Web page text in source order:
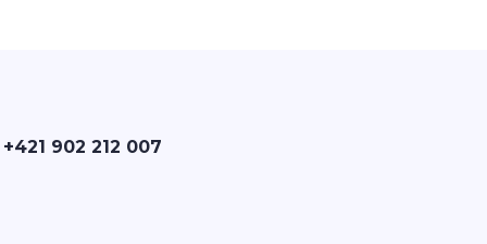
902 212 007